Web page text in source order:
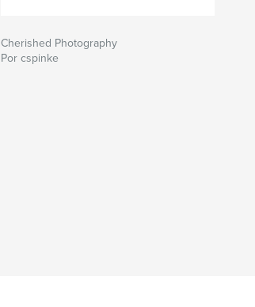
Cherished Photography
Por cspinke